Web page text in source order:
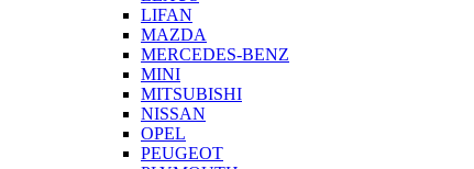
LIFAN
MAZDA
MERCEDES-BENZ
MINI
MITSUBISHI
NISSAN
OPEL
PEUGEOT